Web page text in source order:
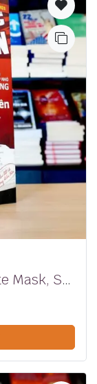
Chinh phục sự hỗn loạn – Clate Mask, Scott Martineau